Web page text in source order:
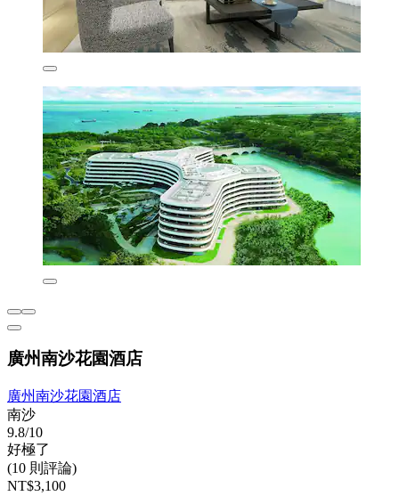
廣州南沙花園酒店
廣州南沙花園酒店
南沙
9.8/10
好極了
(10 則評論)
NT$3,100